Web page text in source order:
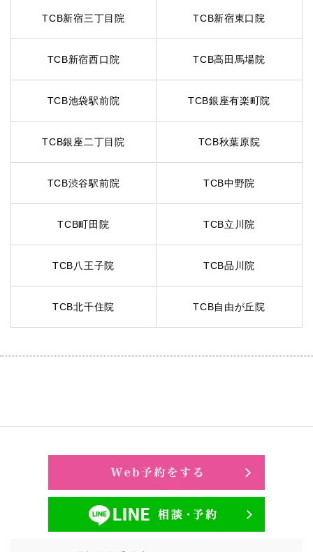
TCB新宿三丁目院 TCB新宿東口院
TCB新宿西口院 TCB高田馬場院
TCB池袋駅前院 TCB銀座有楽町院
TCB銀座二丁目院 TCB秋葉原院
TCB渋谷駅前院 TCB中野院
TCB町田院 TCB立川院
TCB八王子院 TCB品川院
TCB北千住院 TCB自由が丘院